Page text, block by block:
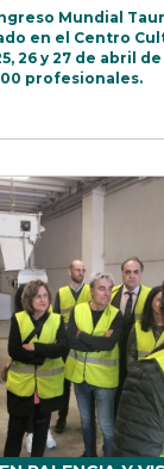
Mundial
en el Centro
26 y 27 de abril
profesionales.